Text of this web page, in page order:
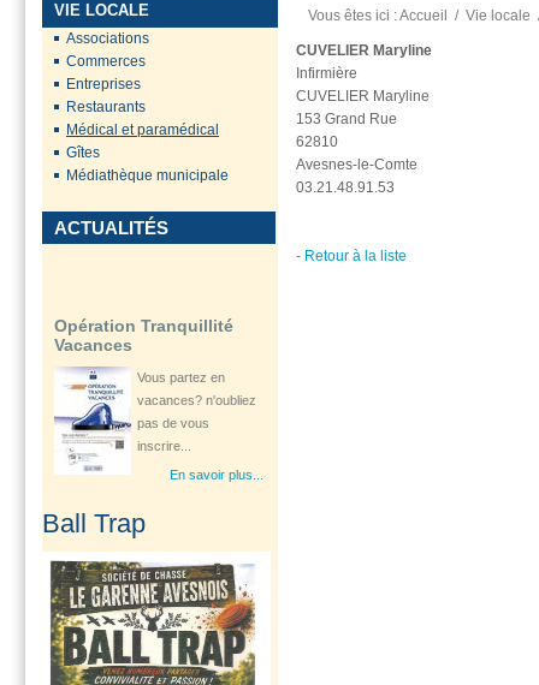
Vous êtes ici :Accueil / Vie locale
CUVELIER Maryline
Infirmière
CUVELIER Maryline
153 Grand Rue
62810
Avesnes-le-Comte
03.21.48.91.53
- Retour à la liste
VIE LOCALE
Associations
Commerces
Entreprises
Restaurants
Médical et paramédical
Gîtes
Médiathèque municipale
ACTUALITÉS
Préfecture du Pas-de-
Calais
en place pour
En savoir plus...
vacances? n'oubliez
inscrire...
consultation
gynécologique à...
Le Département Le
Pas-de-Calais à
travers son Centre
de...
En savoir plus...
Ball Trap